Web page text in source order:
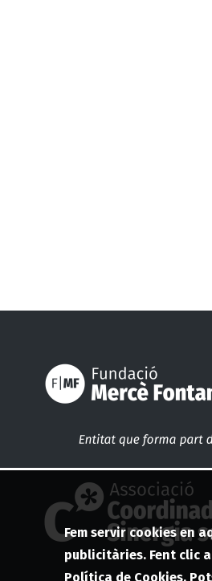
Fem servir cookies en
publicitàries. Fent clic
Política de Cookies.